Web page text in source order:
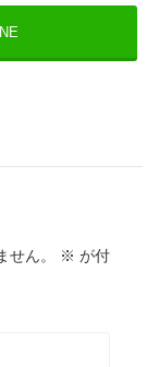
ん。 ※ が付